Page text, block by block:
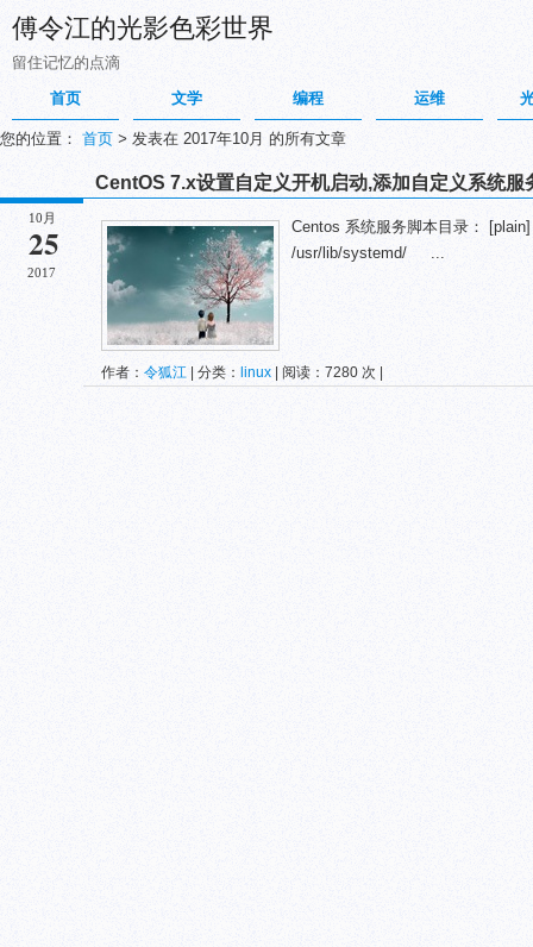
傅令江的光影色彩世界
留住记忆的点滴
首页
文学 编程 运维
您的位置： 首页 > 发表在 2017年10月 的所有文章
10月
25
2017
CentOS 7.x设置自定义开机启动,添加自定义系统服
Centos 系统服务脚本目录：
/usr/lib/systemd/ ...
作者： 令狐江 | 分类： linux | 阅读：7280 次 |